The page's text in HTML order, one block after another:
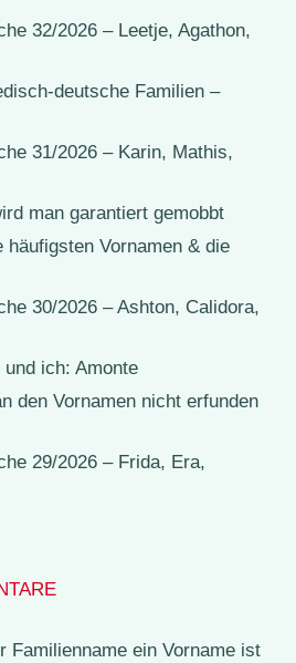
32/2026 – Leetje, Agathon,
deutsche Familien –
31/2026 – Karin, Mathis,
man garantiert gemobbt
häufigsten Vornamen & die
30/2026 – Ashton, Calidora,
ich: Amonte
den Vornamen nicht erfunden
29/2026 – Frida, Era,
Familienname ein Vorname ist